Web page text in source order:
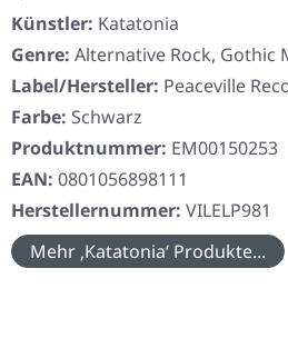
Künstler: Katatonia
Genre: Alternative Rock, Gothic
Label/Hersteller: Peaceville
Farbe: Schwarz
Produktnummer: EM00150253
EAN: 0801056898111
Herstellernummer: VILELP981
Mehr ‚Katatonia‘ Produkte...